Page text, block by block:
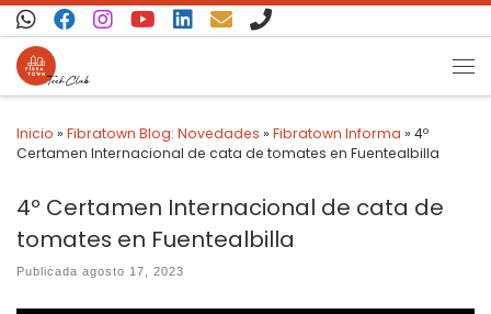
Saltar al contenido
Inicio » Fibratown Blog: Novedades » Fibratown Informa » 4º
Certamen Internacional de cata de tomates en Fuentealbilla
4º Certamen Internacional de cata de
tomates en Fuentealbilla
Publicada agosto 17, 2023